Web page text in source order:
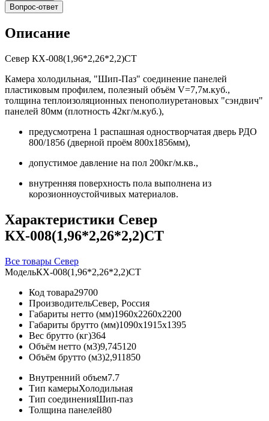
Вопрос-ответ
Описание
Север КХ-008(1,96*2,26*2,2)СТ
Камера холодильная, "Шип-Паз" соединение панелей
пластиковым профилем, полезный объём V=7,7м.куб.,
толщина теплоизоляционных пенополиуретановых "сэндвич"
панелей 80мм (плотность 42кг/м.куб.),
предусмотрена 1 распашная одностворчатая дверь РДО
800/1856 (дверной проём 800х1856мм),
допустимое давление на пол 200кг/м.кв.,
внутренняя поверхность пола выполнена из
корозионноустойчивых материалов.
Характеристики Север
КХ-008(1,96*2,26*2,2)СТ
Все товары Север
МодельКХ-008(1,96*2,26*2,2)СТ
Код товара29700
ПроизводительСевер, Россия
Габариты нетто (мм)1960x2260x2200
Габариты брутто (мм)1090x1915x1395
Вес брутто (кг)364
Объём нетто (м3)9,745120
Объём брутто (м3)2,911850
Внутренний объем7.7
Тип камерыХолодильная
Тип соединенияШип-паз
Толщина панелей80